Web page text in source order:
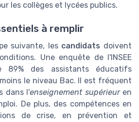
les collèges et lycées publics.
à remplir
suivante, les candidats doivent
Une enquête de l'INSEE
89% des assistants éducatifs
le niveau Bac. Il est fréquent
dans l'enseignement supérieuren
De plus, des compétences en
de crise, en prévention et